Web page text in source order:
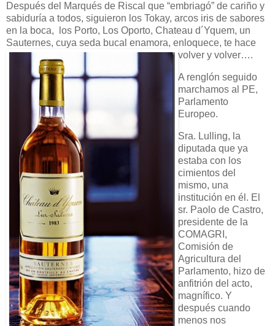
Después del Marqués de Riscal que “embriagó” de cariño y
sabiduría a todos, siguieron los Tokay, arcos iris de sabores
en la boca, los Porto, Los Oporto, Chateau d´Yquem, un
Sauternes, cuya seda bucal enamora, enloquece, te hace
volver y volver….
A renglón seguido
marchamos al PE,
Parlamento
Europeo.
Sra. Lulling, la
diputada que ya
estaba con los
cimientos del
mismo, una
institución en él. El
sr. Paolo de Castro,
presidente de la
COMAGRI,
Comisión de
Agricultura del
Parlamento, hizo de
anfitrión del acto,
magnífico. Y
después cuando
menos nos